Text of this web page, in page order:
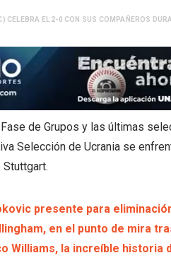
CELEBRA EL 2-0 CON SUS COMPAÑEROS
de Grupos y las últimas
Selección de Ucrania se
Stuttgart.
presente para
en el punto de mira
Williams, la increíble historia